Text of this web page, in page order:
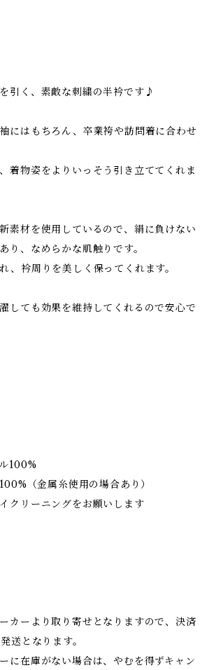
引く、素敵な刺繍の半衿です♪
にはもちろん、卒業袴や訪問着に合わせ
着物姿をよりいっそう引き立ててくれま
素材を使用しているので、絹に負けない
り、なめらかな肌触りです。
、衿周りを美しく保ってくれます。
しても効果を維持してくれるので安心で
100%
（金属糸使用の場合あり）
クリーニングをお願いします
カーより取り寄せとなりますので、決済
送となります。
に在庫がない場合は、やむを得ずキャン